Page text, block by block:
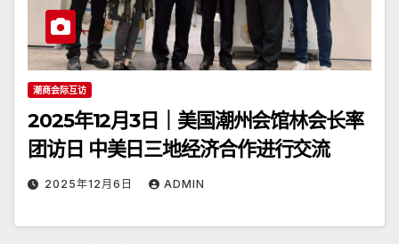
潮商会际互访
2025年12月3日｜美国潮州会馆林会长率
团访日 中美日三地经济合作进行交流
2025年12月6日 ADMIN